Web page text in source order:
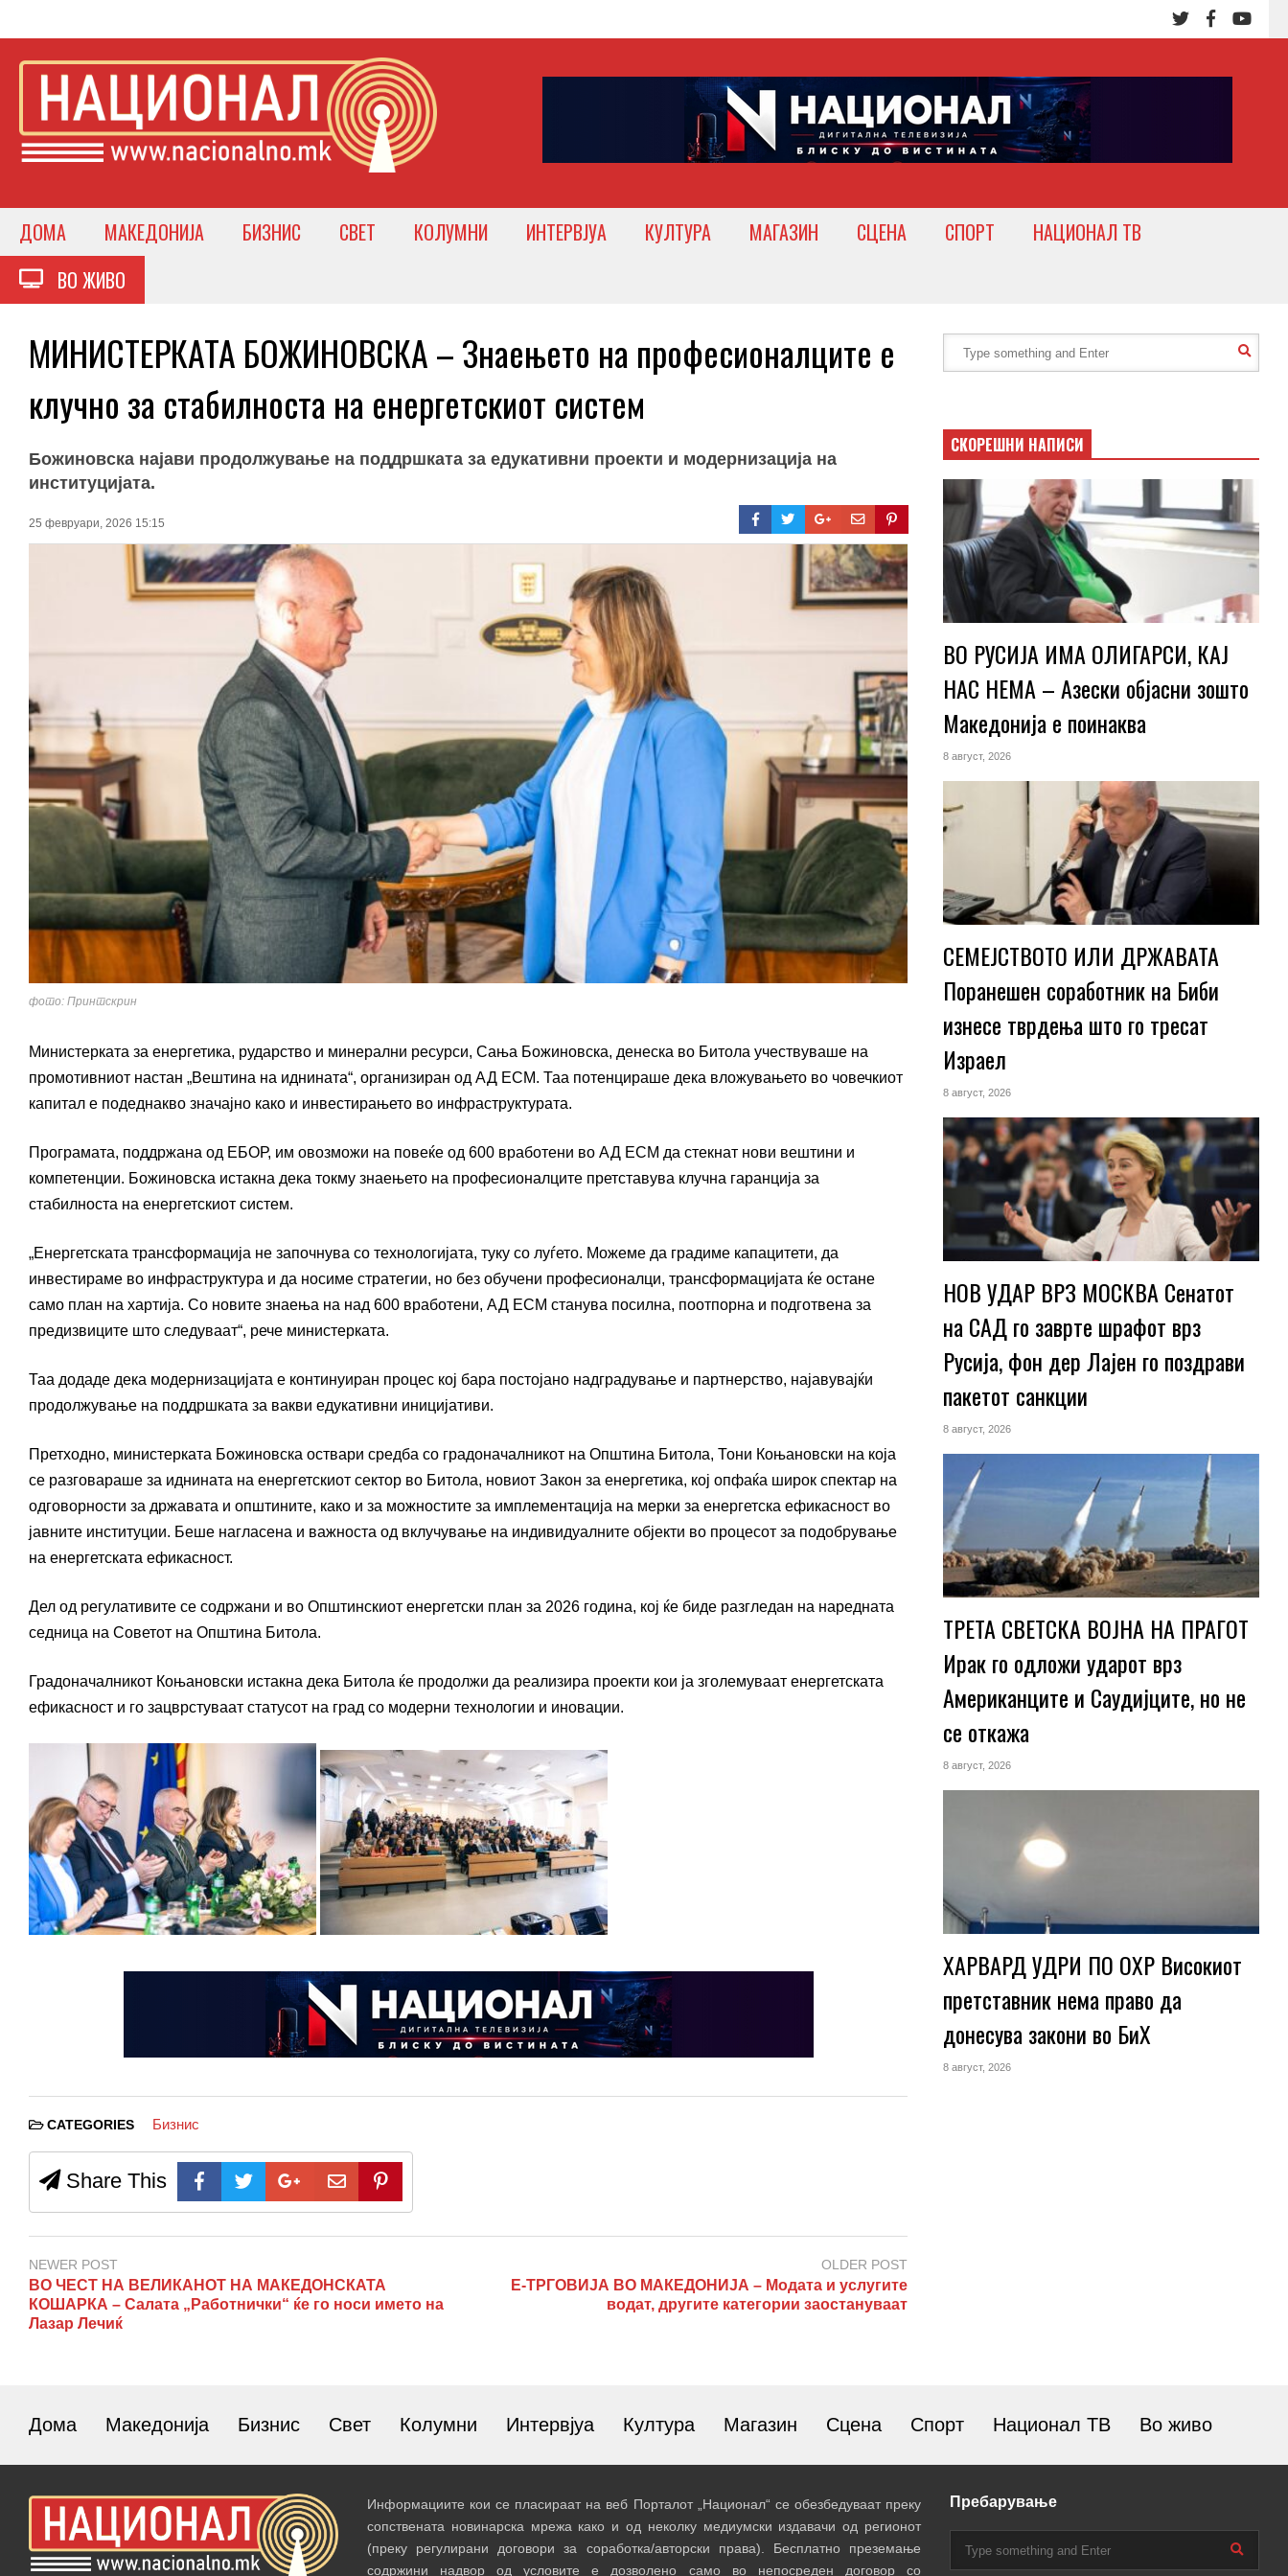
ДОМА МАКЕДОНИЈА БИЗНИС СВЕТ КОЛУМНИ ИНТЕРВЈУА КУЛТУРА МАГАЗИН СЦЕНА СПОРТ
НАЦИОНАЛ ТВ
ВО ЖИВО
МИНИСТЕРКАТА БОЖИНОВСКА – Знаењето на професионалците е
клучно за стабилноста на енергетскиот систем
Божиновска најави продолжување на поддршката за едукативни проекти и модернизација на
институцијата.
25 февруари, 2026 15:15
фото: Принтскрин
Министерката за енергетика, рударство и минерални ресурси, Сања Божиновска, денеска во Битола учествуваше на
промотивниот настан „Вештина на иднината“, организиран од АД ЕСМ. Таа потенцираше дека вложувањето во човечкиот
капитал е подеднакво значајно како и инвестирањето во инфраструктурата.
Програмата, поддржана од ЕБОР, им овозможи на повеќе од 600 вработени во АД ЕСМ да стекнат нови вештини и
компетенции. Божиновска истакна дека токму знаењето на професионалците претставува клучна гаранција за
стабилноста на енергетскиот систем.
„Енергетската трансформација не започнува со технологијата, туку со луѓето. Можеме да градиме капацитети, да
инвестираме во инфраструктура и да носиме стратегии, но без обучени професионалци, трансформацијата ќе остане
само план на хартија. Со новите знаења на над 600 вработени, АД ЕСМ станува посилна, поотпорна и подготвена за
предизвиците што следуваат“, рече министерката.
Таа додаде дека модернизацијата е континуиран процес кој бара постојано надградување и партнерство, најавувајќи
продолжување на поддршката за вакви едукативни иницијативи.
Претходно, министерката Божиновска оствари средба со градоначалникот на Општина Битола, Тони Коњановски на која
се разговараше за иднината на енергетскиот сектор во Битола, новиот Закон за енергетика, кој опфаќа широк спектар на
одговорности за државата и општините, како и за можностите за имплементација на мерки за енергетска ефикасност во
јавните институции. Беше нагласена и важноста од вклучување на индивидуалните објекти во процесот за подобрување
на енергетската ефикасност.
Дел од регулативите се содржани и во Општинскиот енергетски план за 2026 година, кој ќе биде разгледан на наредната
седница на Советот на Општина Битола.
Градоначалникот Коњановски истакна дека Битола ќе продолжи да реализира проекти кои ја зголемуваат енергетската
ефикасност и го зацврстуваат статусот на град со модерни технологии и иновации.
CATEGORIES Бизнис
Share This
NEWER POST
ВО ЧЕСТ НА ВЕЛИКАНОТ НА МАКЕДОНСКАТА
КОШАРКА – Салата „Работнички“ ќе го носи името на
Лазар Лечиќ
OLDER POST
Е-ТРГОВИЈА ВО МАКЕДОНИЈА – Модата и услугите
водат, другите категории заостануваат
СКОРЕШНИ НАПИСИ
ВО РУСИЈА ИМА ОЛИГАРСИ, КАЈ
НАС НЕМА – Азески објасни зошто
Македонија е поинаква
8 август, 2026
СЕМЕЈСТВОТО ИЛИ ДРЖАВАТА
Поранешен соработник на Биби
изнесе тврдења што го тресат
Израел
8 август, 2026
НОВ УДАР ВРЗ МОСКВА Сенатот
на САД го заврте шрафот врз
Русија, фон дер Лајен го поздрави
пакетот санкции
8 август, 2026
ТРЕТА СВЕТСКА ВОЈНА НА ПРАГОТ
Ирак го одложи ударот врз
Американците и Саудијците, но не
се откажа
8 август, 2026
ХАРВАРД УДРИ ПО ОХР Високиот
претставник нема право да
донесува закони во БиХ
8 август, 2026
Дома Македонија Бизнис Свет Колумни Интервјуа Култура Магазин Сцена Спорт Национал ТВ Во живо
Информациите кои се пласираат на веб Порталот „Национал“ се обезбедуваат преку
сопствената новинарска мрежа како и од неколку медиумски издавачи од регионот
(преку регулирани договори за соработка/авторски права). Бесплатно преземање
содржини надвор од условите е дозволено само во непосреден договор со
Пребарување